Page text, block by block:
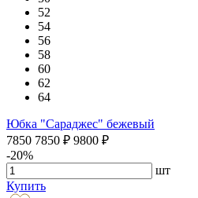
52
54
56
58
60
62
64
Юбка "Сараджес" бежевый
7850 7850 ₽ 9800 ₽
-20%
шт
Купить